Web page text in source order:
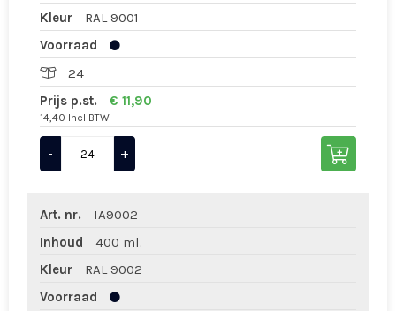
Kleur
RAL 9001
Voorraad
24
Prijs p.st.
€ 11,90
14,40 Incl BTW
- +
Art. nr.
IA9002
Inhoud
400 ml.
Kleur
RAL 9002
Voorraad